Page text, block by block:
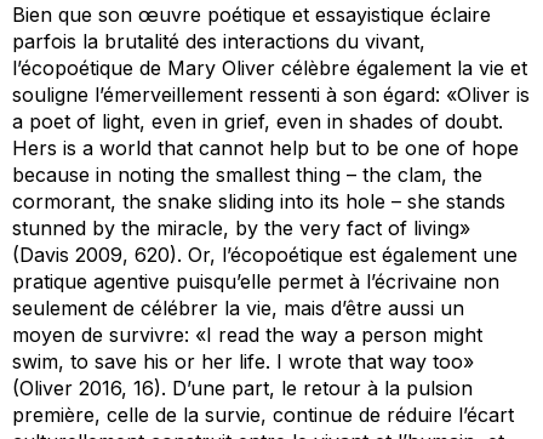
Bien que son œuvre poétique et essayistique éclaire
parfois la brutalité des interactions du vivant,
l’écopoétique de Mary Oliver célèbre également la vie et
souligne l’émerveillement ressenti à son égard: «Oliver is
a poet of light, even in grief, even in shades of doubt.
Hers is a world that cannot help but to be one of hope
because in noting the smallest thing – the clam, the
cormorant, the snake sliding into its hole – she stands
stunned by the miracle, by the very fact of living»
(Davis 2009, 620). Or, l’écopoétique est également une
pratique agentive puisqu’elle permet à l’écrivaine non
seulement de célébrer la vie, mais d’être aussi un
moyen de survivre: «I read the way a person might
swim, to save his or her life. I wrote that way too»
(Oliver 2016, 16). D’une part, le retour à la pulsion
première, celle de la survie, continue de réduire l’écart